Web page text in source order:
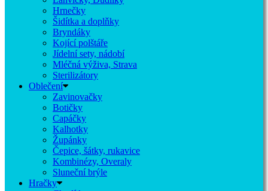
Hrnečky
Šidítka a doplňky
Bryndáky
Kojící polštáře
Jídelní sety, nádobí
Mléčná výživa, Strava
Sterilizátory
Oblečení
Zavinovačky
Botičky
Capáčky
Kalhotky
Župánky
Čepice, šátky, rukavice
Kombinézy, Overaly
Sluneční brýle
Hračky